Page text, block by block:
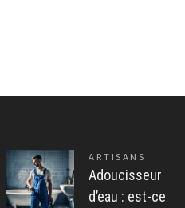
ARTISANS
Adoucisseur
d’eau : est-ce